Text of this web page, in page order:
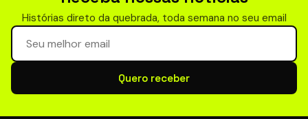
Histórias direto da quebrada, toda semana no seu email
Seu email para newsletter
Quero receber